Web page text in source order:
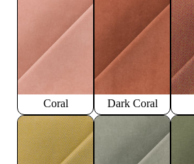
Coral Dark Coral